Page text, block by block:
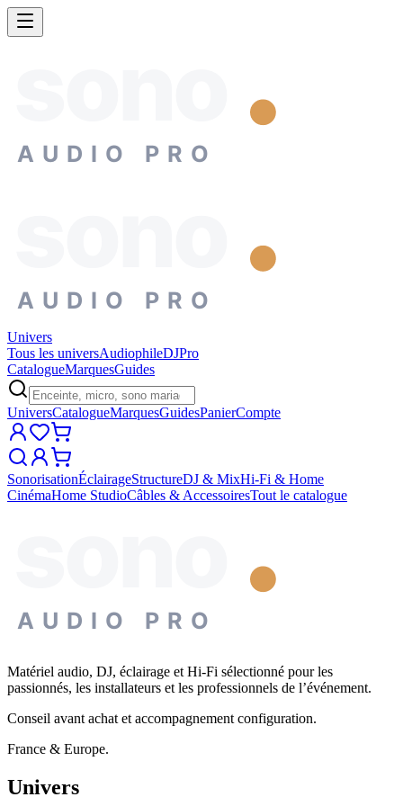
AUDIO PRO
AUDIO PRO
Univers
Tous les universAudiophileDJPro
CatalogueMarquesGuides
UniversCatalogueMarquesGuidesPanierCompte
SonorisationÉclairageStructureDJ & MixHi-Fi & Home
CinémaHome StudioCâbles & AccessoiresTout le catalogue
AUDIO PRO
Matériel audio, DJ, éclairage et Hi-Fi sélectionné pour les
passionnés, les installateurs et les professionnels de l’événement.
Conseil avant achat et accompagnement configuration.
France & Europe.
Univers